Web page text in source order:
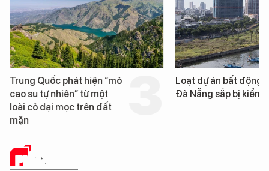
Trung Quốc phát hiện “mỏ
cao su tự nhiên” từ một
loài cỏ dại mọc trên đất
mặn
Loạt dự án bất động
Đà Nẵng sắp bị kiểm
PHÂN TÍCH